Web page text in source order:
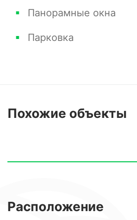
Панорамные окна
Парковка
Похожие объекты
Расположение